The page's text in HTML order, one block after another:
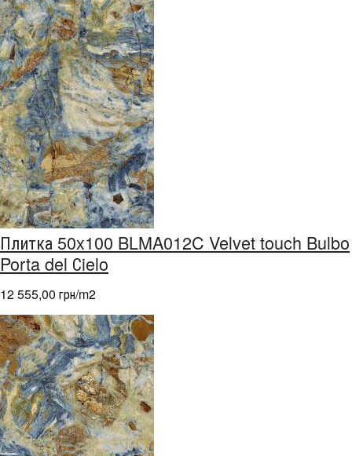
Плитка 50x100 BLMA012C Velvet touch Bulbo
Porta del Сielo
12 555,00 грн/m2